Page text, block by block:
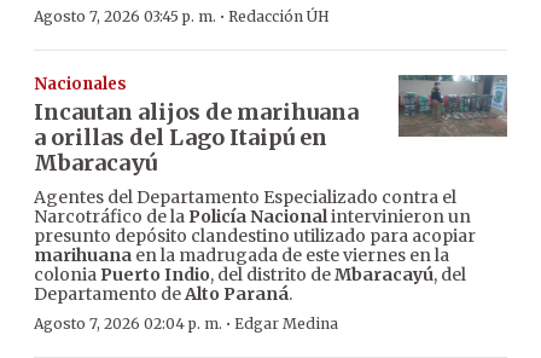
Agosto 7, 2026 03:45 p. m. · Redacción ÚH
Nacionales
Incautan alijos de marihuana
a orillas del Lago Itaipú en
Mbaracayú
Agentes del Departamento Especializado contra el
Narcotráfico de la Policía Nacionalintervinieron un
presunto depósito clandestino utilizado para acopiar
marihuana en la madrugada de este viernes en la
colonia Puerto Indio, del distrito deMbaracayú, del
Departamento deAlto Paraná.
Agosto 7, 2026 02:04 p. m. · Edgar Medina